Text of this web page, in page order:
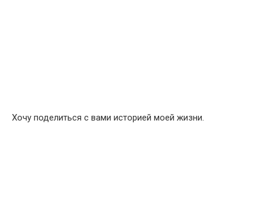
Хочу поделиться с вами историей моей жизни.